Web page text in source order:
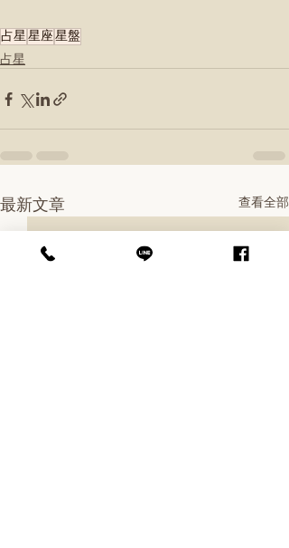
占星 星座 星盤
占星
最新文章 查看全部